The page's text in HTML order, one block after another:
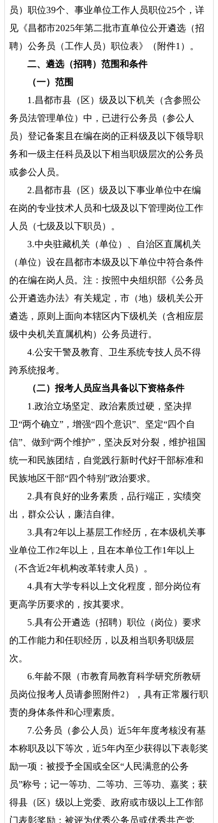
员）职位39个、事业单位工作人员职位25个，详
见《昌都市2025年第二批市直单位公开遴选（招
聘）公务员（工作人员）职位表》（附件1）。
二、遴选（招聘）范围和条件
（一） 范围
1.昌都市县（区）级及以下机关（含参照公
务员法管理单位）中，已进行公务员（参公人
员）登记备案且在编在岗的正科级及以下领导职
务和一级主任科员及以下相当职级层次的公务员
或参公人员。
2.昌都市县（区）级及以下事业单位中在编
在岗的专业技术人员和七级及以下管理岗位工作
人员（七级及以下职员）。
3.中央驻藏机关（单位）、自治区直属机关
（单位）设在昌都市本级及以下单位中符合条件
的在编在岗人员。注：按照中央组织部《公务员
公开遴选办法》有关规定，市（地）级机关公开
遴选，原则上面向本辖区内下级机关（含相应层
级中央机关直属机构）公务员进行。
4.公安干警及教育、卫生系统专技人员不得
跨系统报考。
（二）报考人员应当具备以下资格条件
1.政治立场坚定、政治素质过硬，坚决捍
卫“两个确立”，增强“四个意识”、坚定“四个自
信”、做到“两个维护”，坚决反对分裂，维护祖国
统一和民族团结，自觉践行新时代好干部标准和
民族地区干部“四个特别”政治要求。
2.具有良好的业务素质，品行端正，实绩突
出，群众公认，廉洁自律。
3.具有2年以上基层工作经历，在本级机关事
业单位工作2年以上，且在本单位工作1年以上
（不含近2年机构改革转隶人员）。
4.具有大学专科以上文化程度，部分岗位有
更高学历要求的，按其要求。
5.具有公开遴选（招聘）职位（岗位）要求
的工作能力和任职经历，以及相当职务职级层
次。
6.年龄不限（市教育局教育科学研究所教研
员岗位报考人员请参照附件2），具有正常履行职
责的身体条件和心理素质。
7.公务员（参公人员）近5年年度考核没有基
本称职及以下等次，近5年内至少获得以下表彰奖
励一项：被授予全国或全区“人民满意的公务
员”称号；记一等功、二等功、三等功、嘉奖；获
得县（区）级以上党委、政府或市级以上工作部
门表彰奖励；被评为优秀公务员或优秀共产党